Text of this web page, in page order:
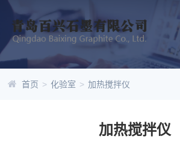
首页 > 化验室 > 加热搅拌仪
加热搅拌仪